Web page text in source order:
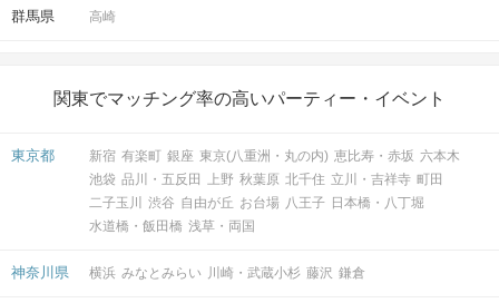
群馬県 高崎
関東でマッチング率の高いパーティー・イベント
東京都 新宿 有楽町 銀座 東京(八重洲・丸の内) 恵比寿・赤坂 六本木
池袋 品川・五反田 上野 秋葉原 北千住 立川・吉祥寺 町田
二子玉川
渋谷 自由が丘 お台場 八王子 日本橋・八丁堀
水道橋・飯田橋 浅草・両国
神奈川県 横浜 みなとみらい 川崎・武蔵小杉 藤沢 鎌倉